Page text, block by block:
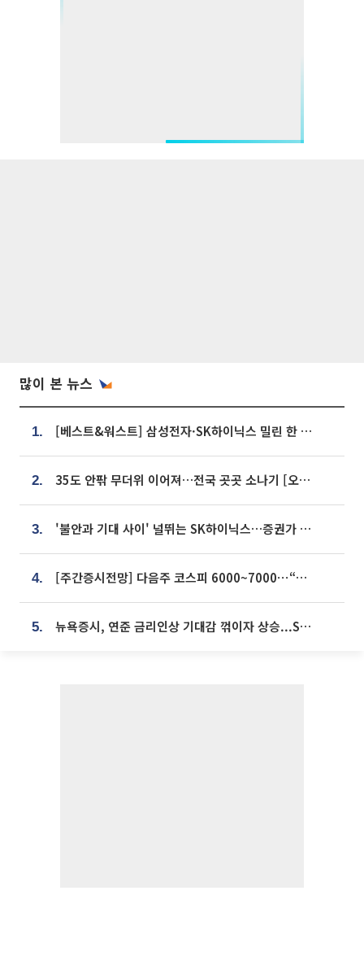
많이 본 뉴스
1. [베스트&워스트] 삼성전자·SK하이닉스 밀린 한 주…상상인증권은 85% 급등
2. 35도 안팎 무더위 이어져…전국 곳곳 소나기 [오늘 날씨]
3. '불안과 기대 사이' 널뛰는 SK하이닉스…증권가 "HBM4·LTA 기반 펀터멘털 견고"
4. [주간증시전망] 다음주 코스피 6000~7000⋯“外人 수급은 정책이 변수”
5. 뉴욕증시, 연준 금리인상 기대감 꺾이자 상승...S&P500 사상 최고치 [종합]